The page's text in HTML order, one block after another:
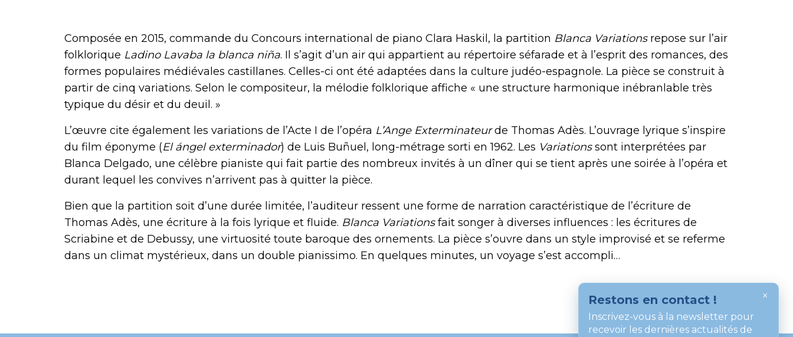
Composée en 2015, commande du Concours international de piano Clara Haskil, la partition Blanca Variationsrepose sur l’air
folklorique Ladino Lavaba la blanca niña. Il s’agit d’un air qui appartient au répertoire séfarade et à l’esprit des romances, des
formes populaires médiévales castillanes. Celles-ci ont été adaptées dans la culture judéo-espagnole. La pièce se construit à
partir de cinq variations. Selon le compositeur, la mélodie folklorique affiche « une structure harmonique inébranlable très
typique du désir et du deuil. »
L’œuvre cite également les variations de l’Acte I de l’opéra L’Ange Exterminateurde Thomas Adès. L’ouvrage lyrique s’inspire
du film éponyme (El ángel exterminador) de Luis Buñuel, long-métrage sorti en 1962. Les Variationssont interprétées par
Blanca Delgado, une célèbre pianiste qui fait partie des nombreux invités à un dîner qui se tient après une soirée à l’opéra et
durant lequel les convives n’arrivent pas à quitter la pièce.
Bien que la partition soit d’une durée limitée, l’auditeur ressent une forme de narration caractéristique de l’écriture de
Thomas Adès, une écriture à la fois lyrique et fluide. Blanca Variationsfait songer à diverses influences : les écritures de
Scriabine et de Debussy, une virtuosité toute baroque des ornements. La pièce s’ouvre dans un style improvisé et se referme
dans un climat mystérieux, dans un double pianissimo. En quelques minutes, un voyage s’est accompli…
×
Restons en contact !
Inscrivez-vous à la newsletter pour
recevoir les dernières actualités de